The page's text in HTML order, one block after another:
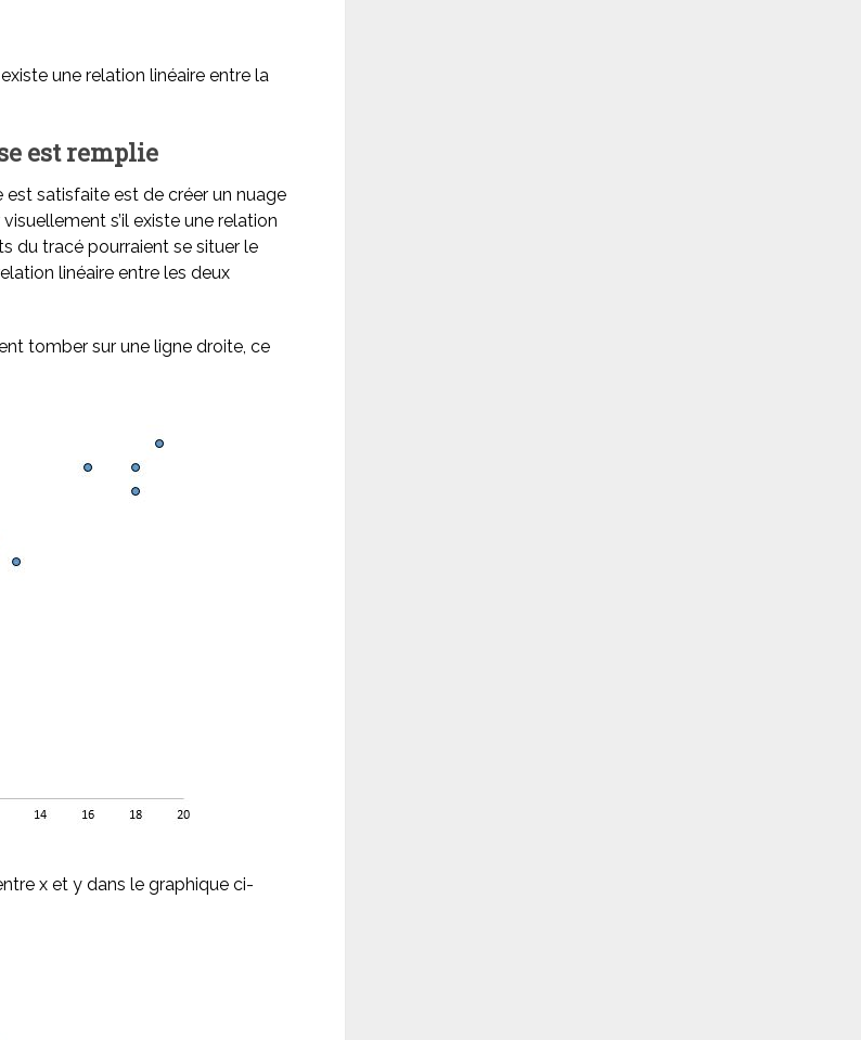
une relation linéaire entre la
est remplie
satisfaite est de créer un nuage
s’il existe une relation
du tracé pourraient se situer le
linéaire entre les deux
tomber sur une ligne droite, ce
x et y dans le graphique ci-